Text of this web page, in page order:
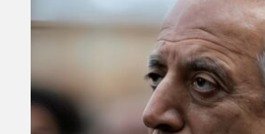
رضا صادقی: بدرقه